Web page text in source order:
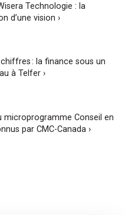
Technologie : la
d’une vision ›
: la finance sous un
à Telfer ›
microprogramme Conseil en
par CMC-Canada ›